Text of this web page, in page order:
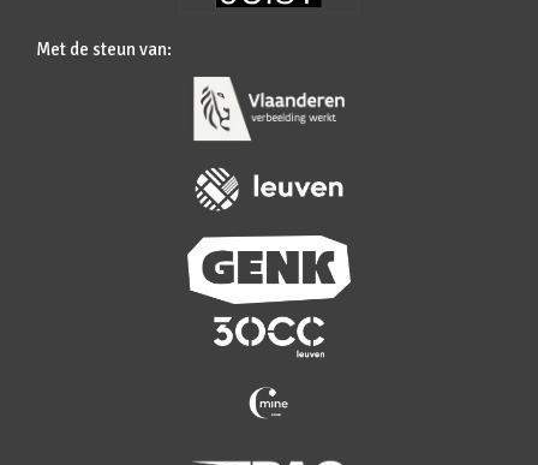
Met de steun van: